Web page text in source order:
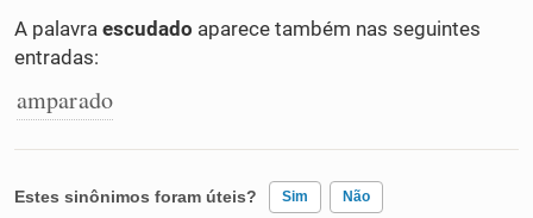
Cata-letras
A palavra escudado aparece também nas seguintes
entradas:
amparado
Estes sinônimos foram úteis? Sim Não